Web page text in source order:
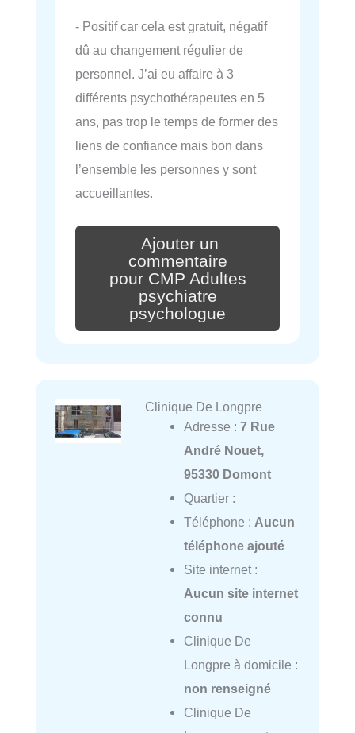
- Positif car cela est gratuit, négatif
dû au changement régulier de
personnel. J’ai eu affaire à 3
différents psychothérapeutes en 5
ans, pas trop le temps de former des
liens de confiance mais bon dans
l’ensemble les personnes y sont
accueillantes.
Ajouter un
commentaire
pour CMP Adultes
psychiatre
psychologue
Clinique De Longpre
Adresse : 7 Rue
André Nouet,
95330 Domont
Quartier :
Téléphone : Aucun
téléphone ajouté
Site internet :
Aucun site internet
connu
Clinique De
Longpre à domicile :
non renseigné
Clinique De